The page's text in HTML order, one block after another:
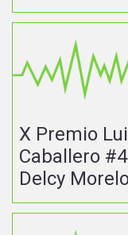
X Premio
Caballero
Delcy